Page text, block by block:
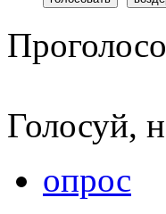
Голосуй,
опрос